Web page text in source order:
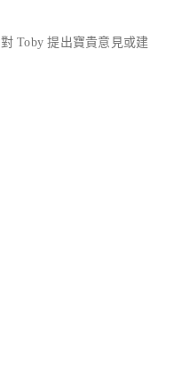
對 Toby 提出寶貴意見或建